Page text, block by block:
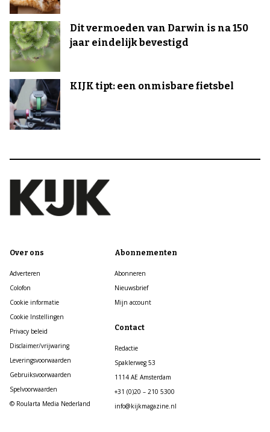
Dit vermoeden van Darwin is na 150
jaar eindelijk bevestigd
KIJK tipt: een onmisbare fietsbel
Over ons
Adverteren
Colofon
Cookie informatie
Cookie Instellingen
Privacy beleid
Disclaimer/vrijwaring
Leveringsvoorwaarden
Gebruiksvoorwaarden
Spelvoorwaarden
© Roularta Media Nederland
Abonnementen
Abonneren
Nieuwsbrief
Mijn account
Contact
Redactie
Spaklerweg 53
1114 AE Amsterdam
+31 (0)20 – 210 5300
info@kijkmagazine.nl